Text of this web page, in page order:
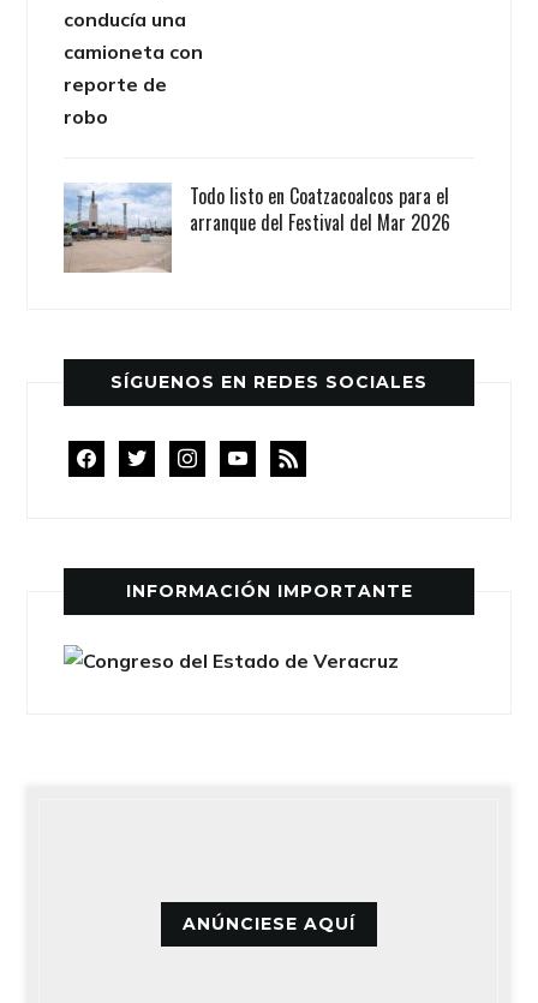
Todo listo en Coatzacoalcos para el
arranque del Festival del Mar 2026
SÍGUENOS EN REDES SOCIALES
facebooktwitterinstagramyoutube
rss
INFORMACIÓN IMPORTANTE
ANÚNCIESE AQUÍ